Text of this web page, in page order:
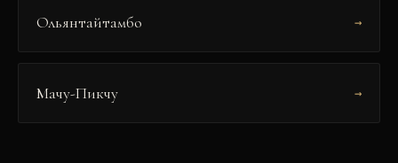
Ольянтайтамбо →
Мачу-Пикчу →